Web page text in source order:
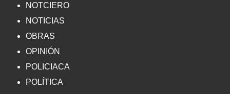
NOTCIERO
NOTICIAS
OBRAS
OPINIÓN
POLICIACA
POLÍTICA